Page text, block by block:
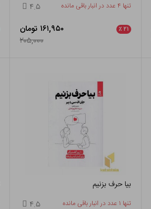
تنها ۴ عدد در انبار باقی مانده ۴.۵
۲۱ ٪
۱۶۱,۹۵۰ تومان
۲۰۵,۰۰۰
بیا حرف بزنیم
تنها ۱ عدد در انبار باقی مانده ۴.۵